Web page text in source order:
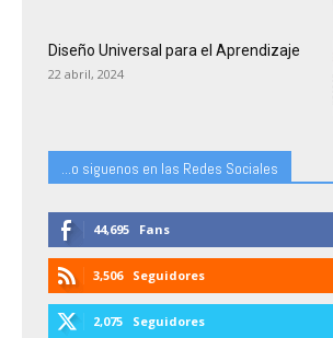
Diseño Universal para el Aprendizaje
22 abril, 2024
...o siguenos en las Redes Sociales
44,695 Fans
3,506 Seguidores
2,075 Seguidores